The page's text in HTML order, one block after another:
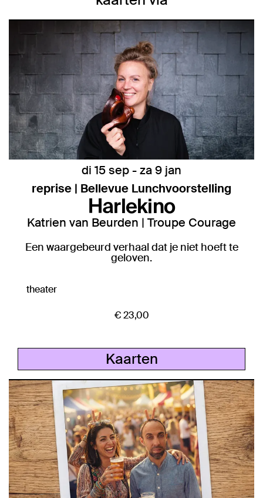
Harlekino
Katrien van Beurden | Troupe Courage
reprise | Bellevue Lunchvoorstelling
di 15 sep-za 9 jan
Een waargebeurd verhaal dat je niet hoeft te
geloven.
theater
€ 23,00
Kaarten